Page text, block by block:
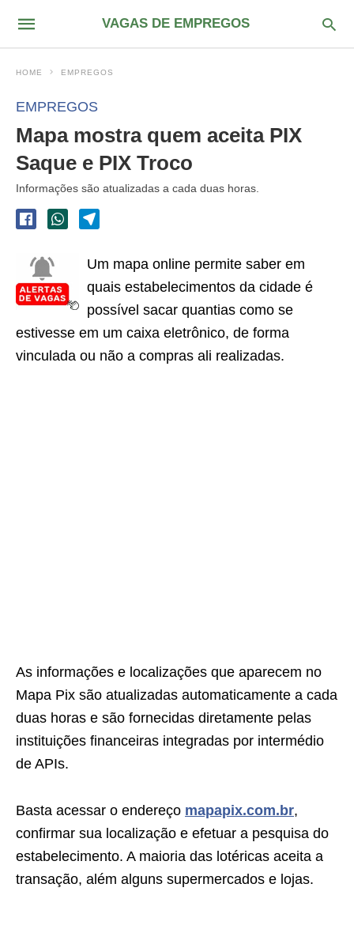
VAGAS DE EMPREGOS
HOME EMPREGOS
EMPREGOS
Mapa mostra quem aceita PIX
Saque e PIX Troco
Informações são atualizadas a cada duas horas.
Um mapa online permite saber em
quais estabelecimentos da cidade é
possível sacar quantias como se
estivesse em um caixa eletrônico, de forma
vinculada ou não a compras ali realizadas.
As informações e localizações que aparecem no
Mapa Pix são atualizadas automaticamente a cada
duas horas e são fornecidas diretamente pelas
instituições financeiras integradas por intermédio
de APIs.
Basta acessar o endereço mapapix.com.br,
confirmar sua localização e efetuar a pesquisa do
estabelecimento. A maioria das lotéricas aceita a
transação, além alguns supermercados e lojas.